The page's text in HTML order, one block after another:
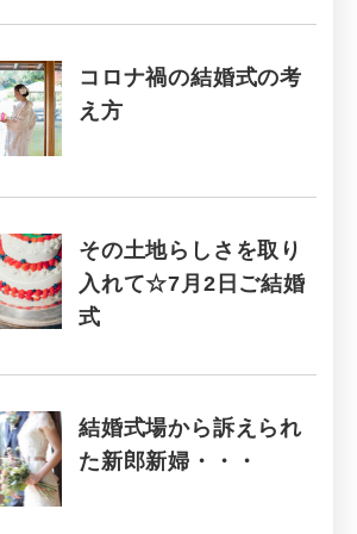
コロナ禍の結婚式の考
え方
その土地らしさを取り
入れて☆7月2日ご結婚
式
結婚式場から訴えられ
た新郎新婦・・・